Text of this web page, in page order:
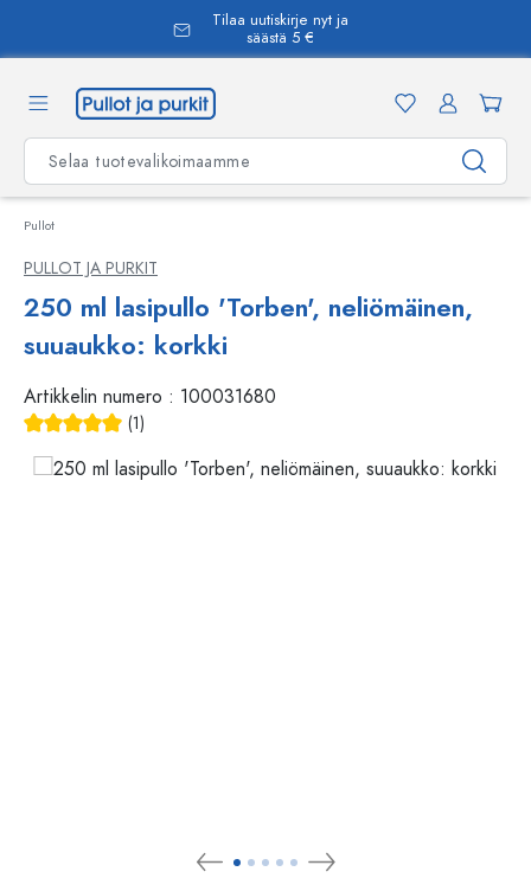
Tilaa uutiskirje nyt ja
säästä 5 €
Pullot
PULLOT JA PURKIT
250 ml lasipullo 'Torben', neliömäinen,
suuaukko: korkki
Artikkelin numero : 100031680
(1)